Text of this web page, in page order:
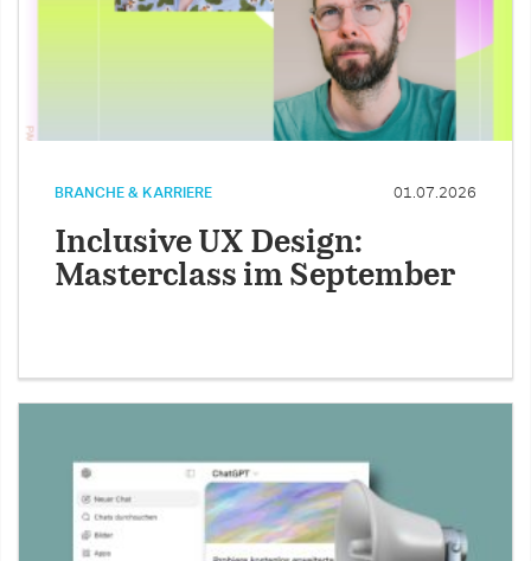
BRANCHE & KARRIERE 01.07.2026
Inclusive UX Design:
Masterclass im September